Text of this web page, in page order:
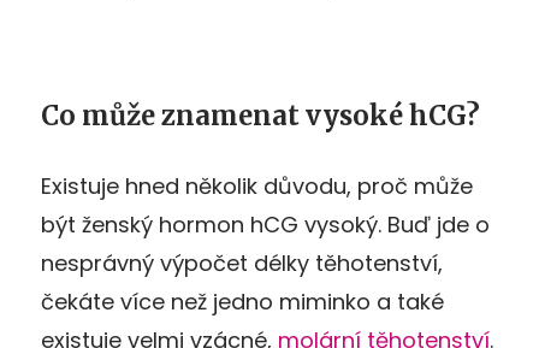
Co může znamenat vysoké hCG?
Existuje hned několik důvodu, proč může
být ženský hormon hCG vysoký. Buď jde o
nesprávný výpočet délky těhotenství,
čekáte více než jedno miminko a také
existuje velmi vzácné, molární těhotenství.